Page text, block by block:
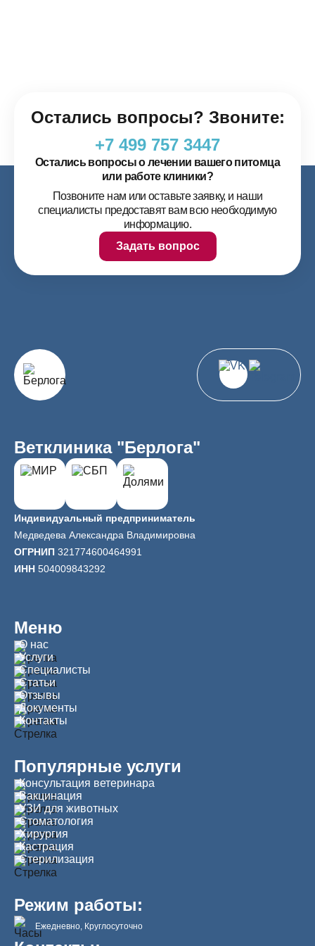
Остались вопросы? Звоните:
+7 499 757 3447
Остались вопросы о лечении вашего питомца
или работе клиники?
Позвоните нам или оставьте заявку, и наши
специалисты предоставят вам всю необходимую
информацию.
Задать вопрос
Ветклиника "Берлога"
Индивидуальный предприниматель
Медведева Александра Владимировна
ОГРНИП 321774600464991
ИНН 504009843292
Меню
О нас
Услуги
Специалисты
Статьи
Отзывы
Документы
Контакты
Популярные услуги
Консультация ветеринара
Вакцинация
УЗИ для животных
Стоматология
Хирургия
Кастрация
Стерилизация
Режим работы:
Ежедневно, Круглосуточно